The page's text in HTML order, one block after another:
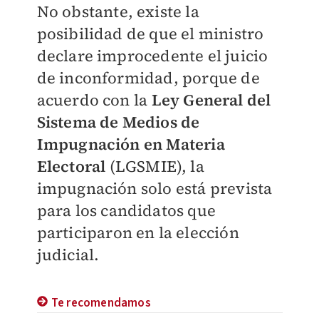
No obstante, existe la
posibilidad de que el ministro
declare improcedente el juicio
de inconformidad, porque de
acuerdo con la Ley General del
Sistema de Medios de
Impugnación en Materia
Electoral (LGSMIE), la
impugnación solo está prevista
para los candidatos que
participaron en la elección
judicial.
Te recomendamos